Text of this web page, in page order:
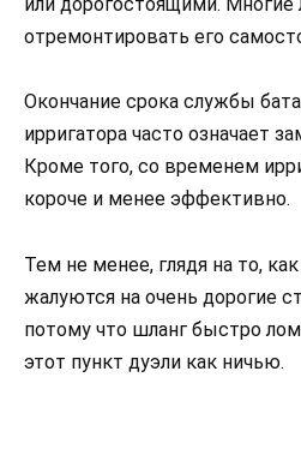
отремонтировать его
Окончание срока службы
ирригатора часто означает
Кроме того, со временем
короче и менее эффективно.
Тем не менее, глядя на то,
жалуются на очень дорогие
потому что шланг быстро
этот пункт дуэли как ничью.